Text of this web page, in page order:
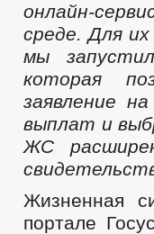
онлайн-
среде. Для
мы
которая
заявление
выплат и
ЖС
Жизненная
портале